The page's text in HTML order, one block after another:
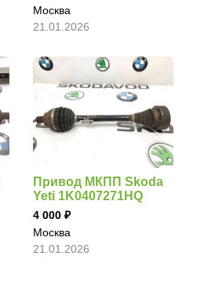
Москва
21.01.2026
Привод МКПП Skoda
Yeti 1K0407271HQ
4 000
Москва
21.01.2026